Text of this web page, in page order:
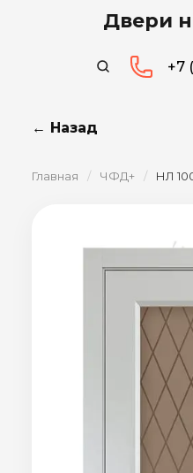
Двери
+7
← Назад
Главная / ЧФД+ / НЛ